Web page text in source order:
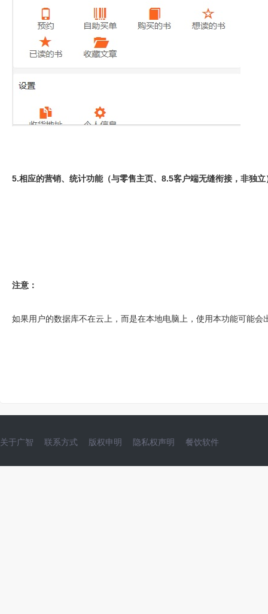
5.相应的营销、统计功能（与零售主页、8.5客户端无缝衔接，非独立
注意：
如果用户的数据库不在云上，而是在本地电脑上，使用本功能可能
关于广智 联系方式 版权申明 隐私权声明 餐饮软件